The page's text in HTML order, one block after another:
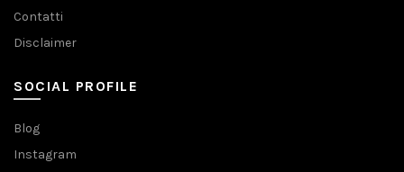
Contatti
Disclaimer
SOCIAL PROFILE
Blog
Instagram